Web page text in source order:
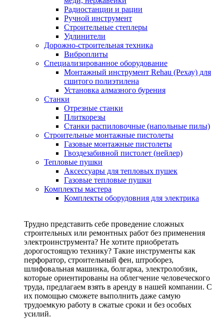
Радиостанции и рации
Ручной инструмент
Строительные степлеры
Удлинители
Дорожно-строительная техника
Виброплиты
Специализированное оборудование
Монтажный инструмент Rehau (Рехау) для
сшитого полиэтилена
Установка алмазного бурения
Станки
Отрезные станки
Плиткорезы
Станки распиловочные (напольные пилы)
Строительные монтажные пистолеты
Газовые монтажные пистолеты
Гвоздезабивной пистолет (нейлер)
Тепловые пушки
Аксессуары для тепловых пушек
Газовые тепловые пушки
Комплекты мастера
Комплекты оборудовния для электрика
Трудно представить себе проведение сложных
строительных или ремонтных работ без применения
электроинструмента? Не хотите приобретать
дорогостоящую технику? Такие инструменты как
перфоратор, строительный фен, штроборез,
шлифовальная машинка, болгарка, электролобзик,
которые ориентированы на облегчение человеческого
труда, предлагаем взять в аренду в нашей компании. С
их помощью сможете выполнить даже самую
трудоемкую работу в сжатые сроки и без особых
усилий.